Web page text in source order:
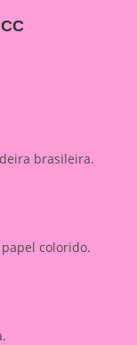
brasileira.
colorido.